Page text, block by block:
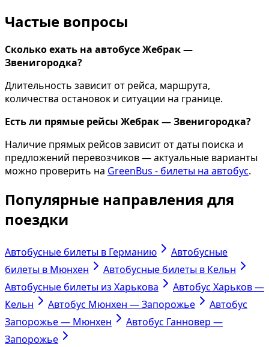
Частые вопросы
Сколько ехать на автобусе Жебрак —
Звенигородка?
Длительность зависит от рейса, маршрута,
количества остановок и ситуации на границе.
Есть ли прямые рейсы Жебрак — Звенигородка?
Наличие прямых рейсов зависит от даты поиска и
предложений перевозчиков — актуальные варианты
можно проверить на GreenBus - билеты на автобус.
Популярные направления для
поездки
Автобусные билеты в Германию
Автобусные
билеты в Мюнхен
Автобусные билеты в Кельн
Автобусные билеты из Харькова
Автобус Харьков —
Кельн
Автобус Мюнхен — Запорожье
Автобус
Запорожье — Мюнхен
Автобус Ганновер —
Запорожье